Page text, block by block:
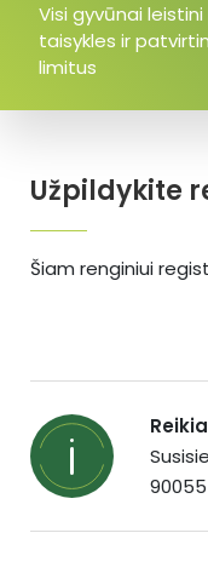
Užpildykite
Šiam renginiui
Visi gyvūnai
taisykles ir
limitus
90055